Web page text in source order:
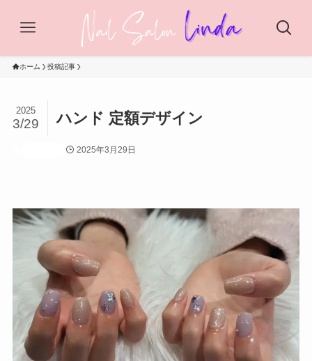
ホーム 投稿記事
ハンド 定額デザイン
2025
3/29
2025年3月29日